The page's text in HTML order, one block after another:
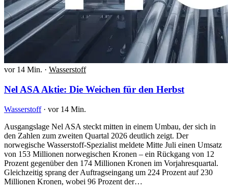
vor 14 Min. · Wasserstoff
Nel ASA Aktie: Die Weichen für den Herbst
Wasserstoff · vor 14 Min.
Ausgangslage Nel ASA steckt mitten in einem Umbau, der sich in
den Zahlen zum zweiten Quartal 2026 deutlich zeigt. Der
norwegische Wasserstoff-Spezialist meldete Mitte Juli einen Umsatz
von 153 Millionen norwegischen Kronen – ein Rückgang von 12
Prozent gegenüber den 174 Millionen Kronen im Vorjahresquartal.
Gleichzeitig sprang der Auftragseingang um 224 Prozent auf 230
Millionen Kronen, wobei 96 Prozent der…